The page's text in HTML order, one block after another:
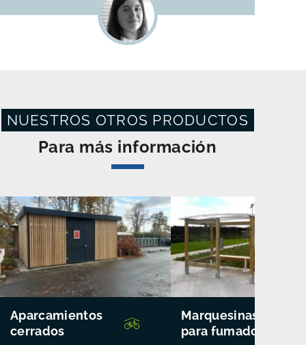
NUESTROS OTROS PRODUCTOS
Para más información
Aparcamientos
cerrados
Marquesinas
para fumadores